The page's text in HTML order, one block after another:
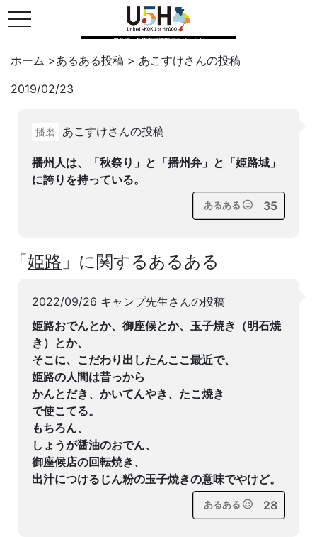
toggle navigation
県公式・兵庫五国連邦プロジェクト
ホーム >あるある投稿 > あこすけさんの投稿
2019/02/23
播磨 あこすけさんの投稿
播州人は、「秋祭り」と「播州弁」と「姫路城」
に誇りを持っている。
あるある 35
「姫路 」に関するあるある
2022/09/26 キャンプ先生さんの投稿
姫路おでんとか、御座候とか、玉子焼き（明石焼
き）とか、
そこに、こだわり出したんここ最近で、
姫路の人間は昔っから
かんとだき、かいてんやき、たこ焼き
で使こてる。
もちろん、
しょうが醤油のおでん、
御座候店の回転焼き、
出汁につけるじん粉の玉子焼きの意味でやけど。
あるある 28